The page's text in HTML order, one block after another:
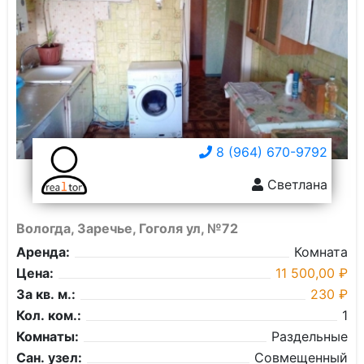
8 (964) 670-9792
Светлана
Вологда, Заречье, Гоголя ул, №72
Аренда:
Комната
Цена:
11 500,00 ₽
За кв. м.:
230 ₽
Кол. ком.:
1
Комнаты:
Раздельные
Сан. узел:
Совмещенный